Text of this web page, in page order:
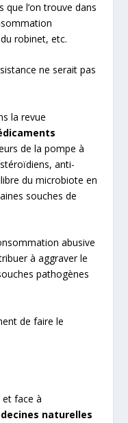
que l’on trouve dans
robinet, etc.
ne serait pas
la revue
de la pompe à
anti-
du microbiote en
souches de
abusive
à aggraver le
pathogènes
de faire le
et face à
naturelles